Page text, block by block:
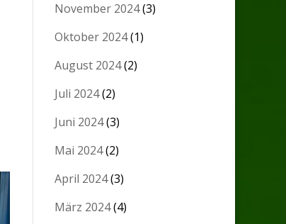
November 2024(3)
Oktober 2024(1)
August 2024(2)
Juli 2024(2)
Juni 2024(3)
Mai 2024(2)
April 2024(3)
März 2024(4)